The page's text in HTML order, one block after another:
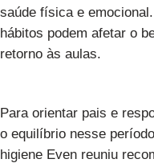
saúde física e
hábitos podem afetar o
retorno às aulas.
Para orientar pais e
o equilíbrio nesse
higiene Even reuniu